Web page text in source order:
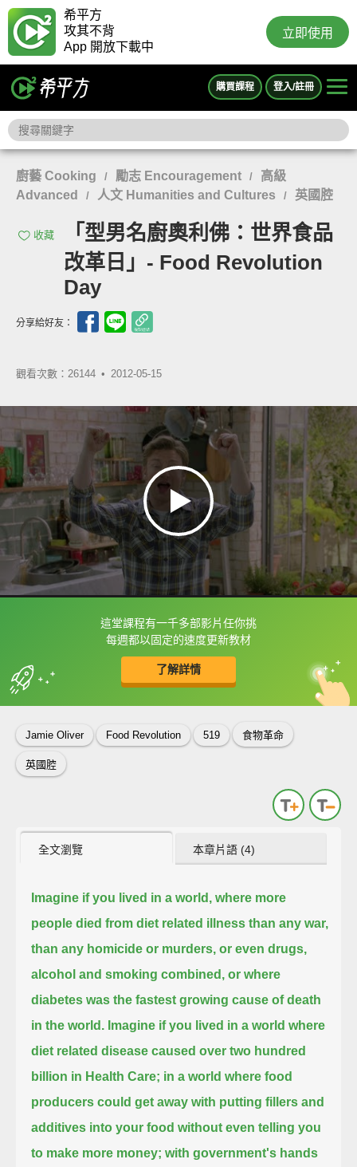
希平方
攻其不背
App 開放下載中
立即使用
購買課程 登入/註冊
廚藝 Cooking / 勵志 Encouragement /
高級
Advanced
/ 人文 Humanities and Cultures / 英國腔
收藏
「型男名廚奧利佛：世界食品
改革日」- Food Revolution
Day
分享給好友：
觀看次數：26144 • 2012-05-15
這堂課程有一千多部影片任你挑
每週都以固定的速度更新教材
了解詳情
框選或點兩下字幕可以直接查字典喔！
收錄佳句 中
英
Jamie Oliver Food Revolution 519 食物革命
英國腔
全文瀏覽 本章片語 (4)
Imagine if you lived in a world, where more
people died from diet related illness than any war,
than any homicide or murders, or even drugs,
alcohol and smoking combined, or where
diabetes was the fastest growing cause of death
in the world. Imagine if you lived in a world where
diet related disease caused over two hundred
billion in Health Care; in a world where food
producers could get away with putting fillers and
additives into your food without even telling you
to make more money; with government's hands